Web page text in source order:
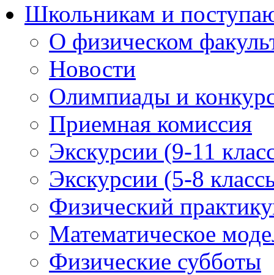
Школьникам и
О физическом
Новости
Олимпиады и
Приемная комиссия
Экскурсии (9-11
Экскурсии (5-8
Физический
Математическое
Физические субботы